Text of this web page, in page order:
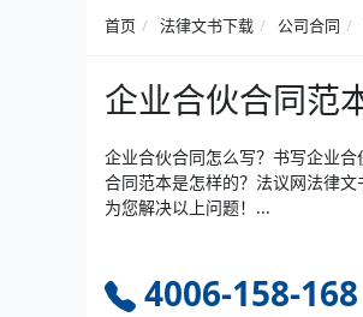
首页 法律文书下载 公司合同
企业合伙合同范
企业合伙合同怎么写？书写企业
合同范本是怎样的？法议网法律
为您解决以上问题！...
4006-158-168